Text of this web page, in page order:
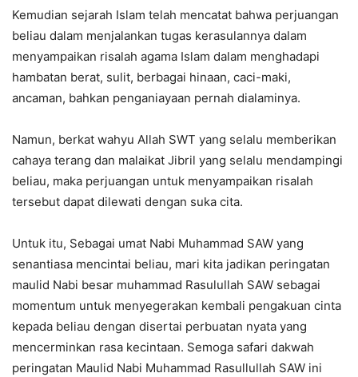
Kemudian sejarah Islam telah mencatat bahwa perjuangan
beliau dalam menjalankan tugas kerasulannya dalam
menyampaikan risalah agama Islam dalam menghadapi
hambatan berat, sulit, berbagai hinaan, caci-maki,
ancaman, bahkan penganiayaan pernah dialaminya.
Namun, berkat wahyu Allah SWT yang selalu memberikan
cahaya terang dan malaikat Jibril yang selalu mendampingi
beliau, maka perjuangan untuk menyampaikan risalah
tersebut dapat dilewati dengan suka cita.
Untuk itu, Sebagai umat Nabi Muhammad SAW yang
senantiasa mencintai beliau, mari kita jadikan peringatan
maulid Nabi besar muhammad Rasulullah SAW sebagai
momentum untuk menyegerakan kembali pengakuan cinta
kepada beliau dengan disertai perbuatan nyata yang
mencerminkan rasa kecintaan. Semoga safari dakwah
peringatan Maulid Nabi Muhammad Rasullullah SAW ini